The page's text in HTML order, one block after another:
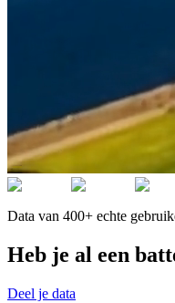
Data van 400+ echte
Heb je al een
Deel je data